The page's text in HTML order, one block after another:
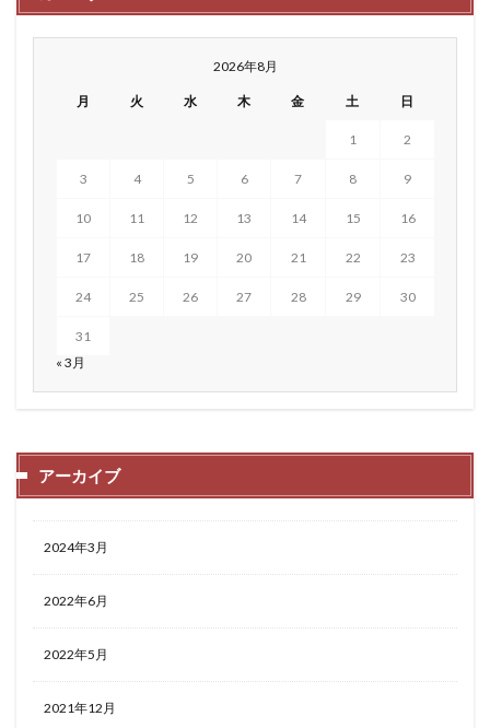
2026年8月
月 火 水 木 金 土 日
1 2
3 4 5 6 7 8 9
10 11 12 13 14 15 16
17 18 19 20 21 22 23
24 25 26 27 28 29 30
31
« 3月
アーカイブ
2024年3月
2022年6月
2022年5月
2021年12月